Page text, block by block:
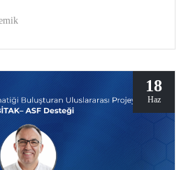
başlıklı proje, Türkiye Sağlık
18
Haz